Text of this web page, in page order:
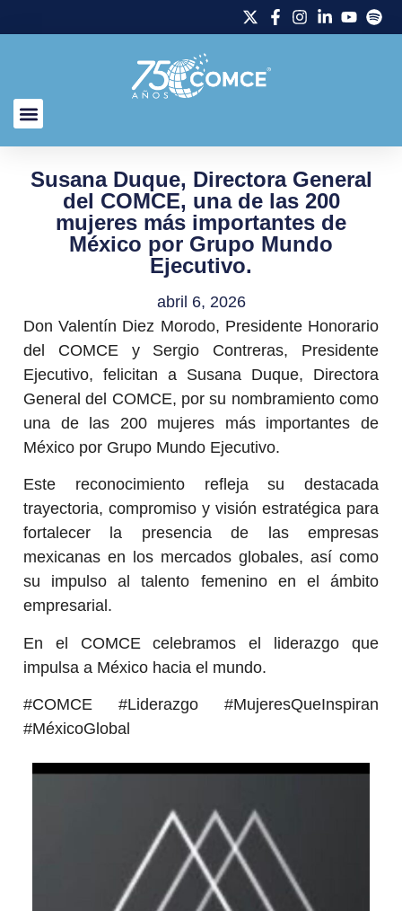
Susana Duque, Directora General
del COMCE, una de las 200
mujeres más importantes de
México por Grupo Mundo
Ejecutivo.
abril 6, 2026
Don Valentín Diez Morodo, Presidente Honorario
del COMCE y Sergio Contreras, Presidente
Ejecutivo, felicitan a Susana Duque, Directora
General del COMCE, por su nombramiento como
una de las 200 mujeres más importantes de
México por Grupo Mundo Ejecutivo.
Este reconocimiento refleja su destacada
trayectoria, compromiso y visión estratégica para
fortalecer la presencia de las empresas
mexicanas en los mercados globales, así como
su impulso al talento femenino en el ámbito
empresarial.
En el COMCE celebramos el liderazgo que
impulsa a México hacia el mundo.
#COMCE #Liderazgo #MujeresQueInspiran
#MéxicoGlobal